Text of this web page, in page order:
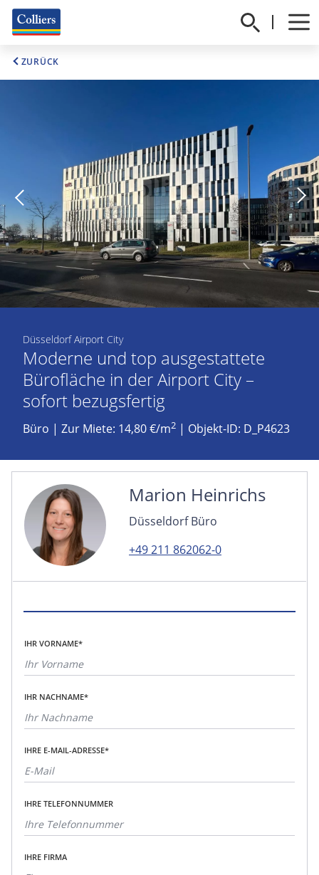
ZURÜCK
Düsseldorf Airport City
Moderne und top ausgestattete
Bürofläche in der Airport City –
sofort bezugsfertig
Büro | Zur Miete: 14,80 €/m2 | Objekt-ID: D_P4623
Marion Heinrichs
Düsseldorf Büro
+49 211 862062-0
IHR VORNAME*
IHR NACHNAME*
IHRE E-MAIL-ADRESSE*
IHRE TELEFONNUMMER
IHRE FIRMA